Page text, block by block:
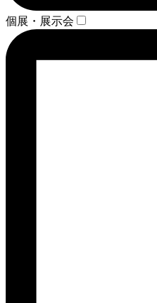
個展・展示会